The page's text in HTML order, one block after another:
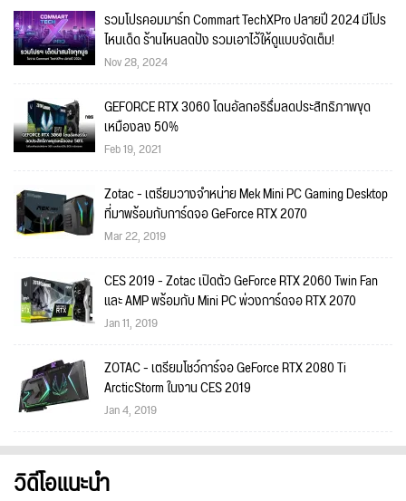
รวมโปรคอมมาร์ท Commart TechXPro ปลายปี 2024 มีโปร
ไหนเด็ด ร้านไหนลดปัง รวมเอาไว้ให้ดูแบบจัดเต็ม!
Nov 28, 2024
GEFORCE RTX 3060 โดนอัลกอริธึ่มลดประสิทธิภาพขุด
เหมืองลง 50%
Feb 19, 2021
Zotac - เตรียมวางจำหน่าย Mek Mini PC Gaming Desktop
ที่มาพร้อมกับการ์ดจอ GeForce RTX 2070
Mar 22, 2019
CES 2019 - Zotac เปิดตัว GeForce RTX 2060 Twin Fan
และ AMP พร้อมกับ Mini PC พ่วงการ์ดจอ RTX 2070
Jan 11, 2019
ZOTAC - เตรียมโชว์การ์จอ GeForce RTX 2080 Ti
ArcticStorm ในงาน CES 2019
Jan 4, 2019
วิดีโอแนะนำ